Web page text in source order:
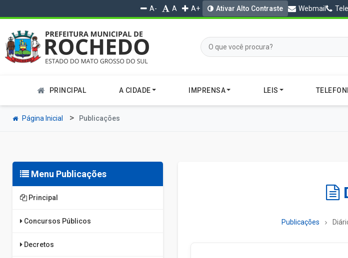
A- A A+ Ativar Alto Contraste Webmail
PRINCIPAL A CIDADE IMPRENSA LEIS
Página Inicial Publicações
Menu Publicações
Principal
Concursos Públicos
Decretos
Publicações